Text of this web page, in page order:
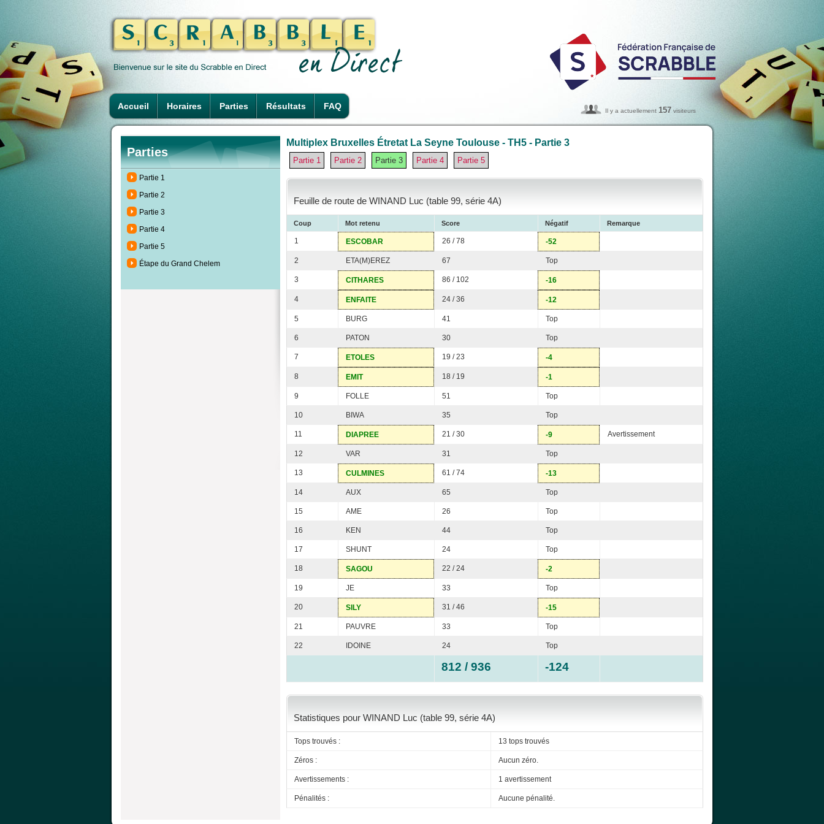
Accueil Horaires Parties Résultats FAQ Il y a actuellement 157 visiteurs
Parties
Partie 1
Partie 2
Partie 3
Partie 4
Partie 5
Étape du Grand Chelem
Multiplex Bruxelles Étretat La Seyne Toulouse - TH5 - Partie 3
Partie 1 Partie 2 Partie 3 Partie 4 Partie 5
Feuille de route de WINAND Luc (table 99, série 4A)
Coup Mot retenu Score Négatif Remarque
1 ESCOBAR 26 / 78 -52
2 ETA(M)EREZ 67 Top
3 CITHARES 86 / 102 -16
4 ENFAITE 24 / 36 -12
5 BURG 41 Top
6 PATON 30 Top
7 ETOLES 19 / 23 -4
8 EMIT 18 / 19 -1
9 FOLLE 51 Top
10 BIWA 35 Top
11 DIAPREE 21 / 30 -9 Avertissement
12 VAR 31 Top
13 CULMINES 61 / 74 -13
14 AUX 65 Top
15 AME 26 Top
16 KEN 44 Top
17 SHUNT 24 Top
18 SAGOU 22 / 24 -2
19 JE 33 Top
20 SILY 31 / 46 -15
21 PAUVRE 33 Top
22 IDOINE 24 Top
812 / 936 -124
Statistiques pour WINAND Luc (table 99, série 4A)
Tops trouvés : 13 tops trouvés
Zéros : Aucun zéro.
Avertissements : 1 avertissement
Pénalités : Aucune pénalité.